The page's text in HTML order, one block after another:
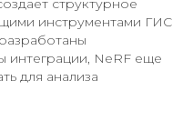
структурное
инструментами ГИС
интеграции, NeRF еще
для анализа